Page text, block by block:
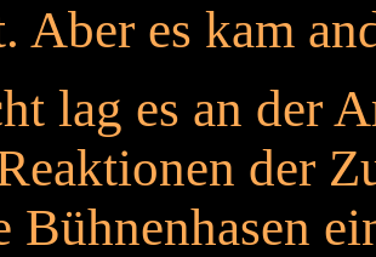
Aber es kam
lag es an der
der
Bühnenhasen